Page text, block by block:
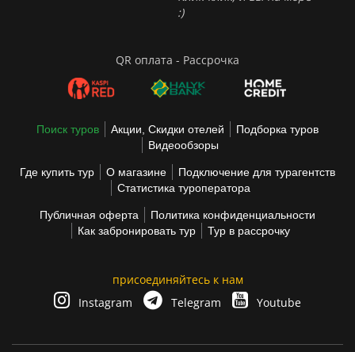
:)
QR оплата - Рассрочка
Поиск туров Акции, Скидки отелей
Подборка туров
Видеообзоры
Где купить тур О магазине
Подключение для турагентств
Статистика туроператора
Публичная оферта
Политика конфиденциальности
Как забронировать тур
Тур в рассрочку
присоединяйтесь к нам
Instagram
Telegram Youtube